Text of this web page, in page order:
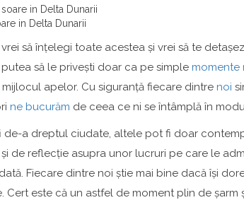
in Delta Dunarii
să înțelegi toate acestea și vrei să te
putea să le privești doar ca pe simple momente
mijlocul apelor. Cu siguranță fiecare dintre noi
ne bucurăm de ceea ce ni se întâmplă în
de-a dreptul ciudate, altele pot fi doar
de reflecție asupra unor lucruri pe care le
Fiecare dintre noi știe mai bine dacă își
Cert este că un astfel de moment plin de